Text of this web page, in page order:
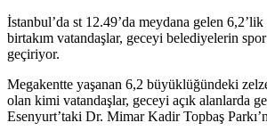
İstanbul’da st 12.49’da meydana gelen
birtakım vatandaşlar, geceyi belediyelerin
geçiriyor.
Megakentte yaşanan 6,2 büyüklüğündeki
olan kimi vatandaşlar, geceyi açık alanlarda
Esenyurt’taki Dr. Mimar Kadir Topbaş